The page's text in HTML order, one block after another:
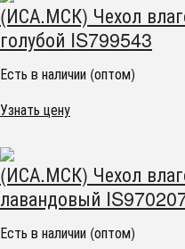
(ИСА.МСК) Чехол
голубой IS799543
Есть в наличии (оптом)
Узнать цену
(ИСА.МСК) Чехол
лавандовый
Есть в наличии (оптом)